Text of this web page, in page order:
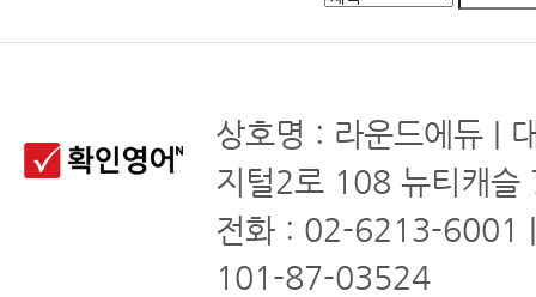
상호명 : 라운드에듀 |
지털2로 108 뉴티캐슬
전화 : 02-6213-6001
101-87-03524